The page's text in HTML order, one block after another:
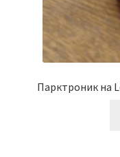
Парктроник на